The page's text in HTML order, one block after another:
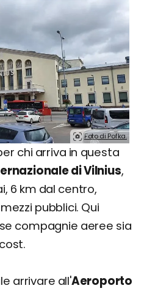
Foto di Pofka.
chi arriva in questa
di Vilnius,
6 km dal centro,
pubblici. Qui
compagnie aeree sia
arrivare all'Aeroporto